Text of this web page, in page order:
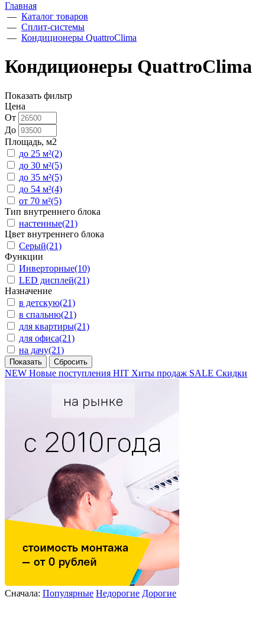
Главная
— Каталог товаров
— Сплит-системы
— Кондиционеры QuattroClima
Кондиционеры QuattroClima
Показать фильтр
Цена
От
До
Площадь, м2
до 25 м²(2)
до 30 м²(5)
до 35 м²(5)
до 54 м²(4)
от 70 м²(5)
Тип внутреннего блока
настенные(21)
Цвет внутреннего блока
Серый(21)
Функции
Инверторные(10)
LED дисплей(21)
Назначение
в детскую(21)
в спальню(21)
для квартиры(21)
для офиса(21)
на дачу(21)
NEW Новые поступления HIT Хиты продаж SALE Скидки
Сначала: Популярные Недорогие Дорогие